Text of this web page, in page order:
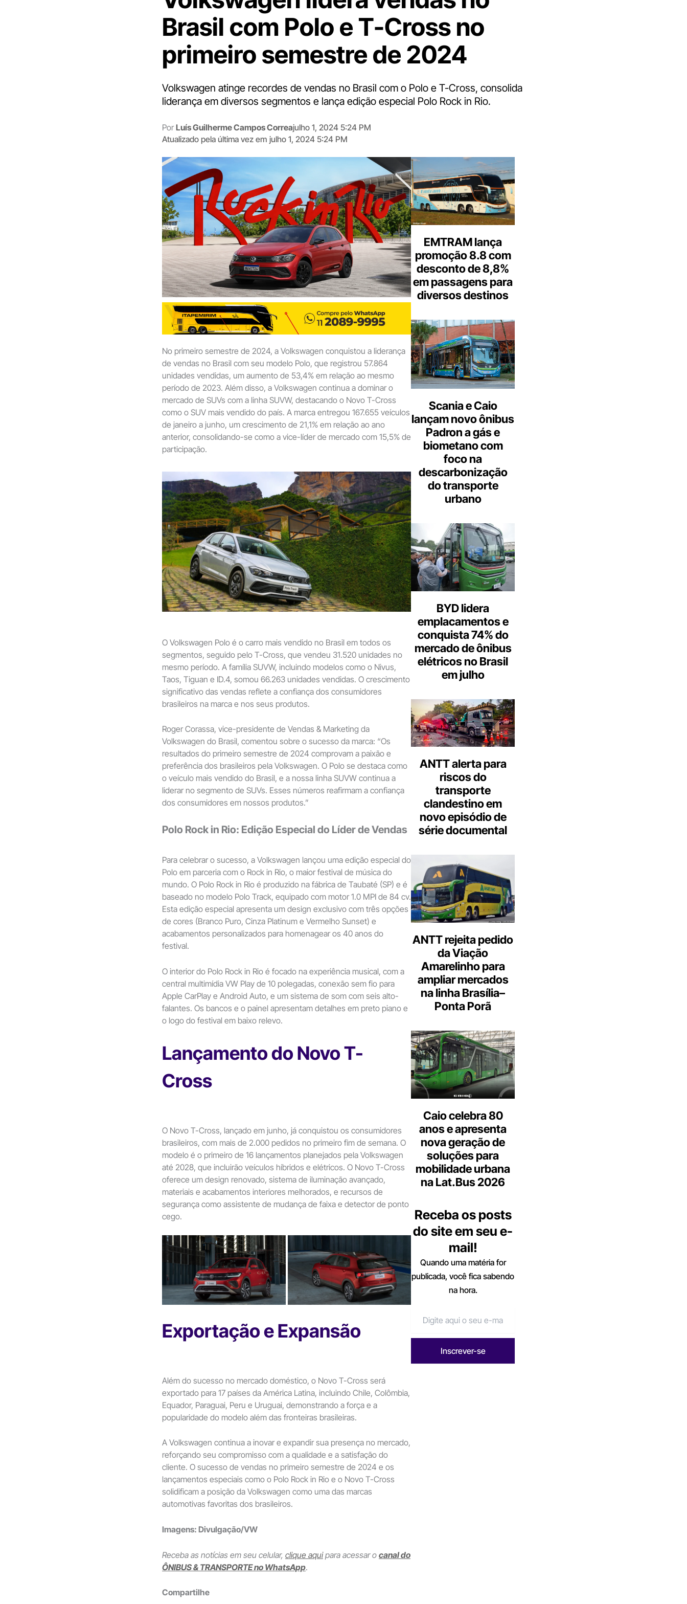
Brasil com Polo e T-Cross no
primeiro semestre de 2024
Volkswagen atinge recordes de vendas no Brasil com o Polo e T-Cross, consolida
liderança em diversos segmentos e lança edição especial Polo Rock in Rio.
Por Luís Guilherme Campos Correajulho 1, 2024 5:24 PM
Atualizado pela última vez em julho 1, 2024 5:24 PM
No primeiro semestre de 2024, a Volkswagen conquistou a liderança
de vendas no Brasil com seu modelo Polo, que registrou 57.864
unidades vendidas, um aumento de 53,4% em relação ao mesmo
período de 2023. Além disso, a Volkswagen continua a dominar o
mercado de SUVs com a linha SUVW, destacando o Novo T-Cross
como o SUV mais vendido do país. A marca entregou 167.655 veículos
de janeiro a junho, um crescimento de 21,1% em relação ao ano
anterior, consolidando-se como a vice-líder de mercado com 15,5% de
participação.
O Volkswagen Polo é o carro mais vendido no Brasil em todos os
segmentos, seguido pelo T-Cross, que vendeu 31.520 unidades no
mesmo período. A família SUVW, incluindo modelos como o Nivus,
Taos, Tiguan e ID.4, somou 66.263 unidades vendidas. O crescimento
significativo das vendas reflete a confiança dos consumidores
brasileiros na marca e nos seus produtos.
Roger Corassa, vice-presidente de Vendas & Marketing da
Volkswagen do Brasil, comentou sobre o sucesso da marca: “Os
resultados do primeiro semestre de 2024 comprovam a paixão e
preferência dos brasileiros pela Volkswagen. O Polo se destaca como
o veículo mais vendido do Brasil, e a nossa linha SUVW continua a
liderar no segmento de SUVs. Esses números reafirmam a confiança
dos consumidores em nossos produtos.”
Polo Rock in Rio: Edição Especial do Líder de Vendas
Para celebrar o sucesso, a Volkswagen lançou uma edição especial do
Polo em parceria com o Rock in Rio, o maior festival de música do
mundo. O Polo Rock in Rio é produzido na fábrica de Taubaté (SP) e é
baseado no modelo Polo Track, equipado com motor 1.0 MPI de 84 cv.
Esta edição especial apresenta um design exclusivo com três opções
de cores (Branco Puro, Cinza Platinum e Vermelho Sunset) e
acabamentos personalizados para homenagear os 40 anos do
festival.
O interior do Polo Rock in Rio é focado na experiência musical, com a
central multimídia VW Play de 10 polegadas, conexão sem fio para
Apple CarPlay e Android Auto, e um sistema de som com seis alto-
falantes. Os bancos e o painel apresentam detalhes em preto piano e
o logo do festival em baixo relevo.
Lançamento do Novo T-
Cross
O Novo T-Cross, lançado em junho, já conquistou os consumidores
brasileiros, com mais de 2.000 pedidos no primeiro fim de semana. O
modelo é o primeiro de 16 lançamentos planejados pela Volkswagen
até 2028, que incluirão veículos híbridos e elétricos. O Novo T-Cross
oferece um design renovado, sistema de iluminação avançado,
materiais e acabamentos interiores melhorados, e recursos de
segurança como assistente de mudança de faixa e detector de ponto
cego.
Exportação e Expansão
Além do sucesso no mercado doméstico, o Novo T-Cross será
exportado para 17 países da América Latina, incluindo Chile, Colômbia,
Equador, Paraguai, Peru e Uruguai, demonstrando a força e a
popularidade do modelo além das fronteiras brasileiras.
A Volkswagen continua a inovar e expandir sua presença no mercado,
reforçando seu compromisso com a qualidade e a satisfação do
cliente. O sucesso de vendas no primeiro semestre de 2024 e os
lançamentos especiais como o Polo Rock in Rio e o Novo T-Cross
solidificam a posição da Volkswagen como uma das marcas
automotivas favoritas dos brasileiros.
Imagens: Divulgação/VW
Receba as notícias em seu celular, clique aquipara acessar o canal do
ÔNIBUS & TRANSPORTE no WhatsApp.
Compartilhe
EMTRAM lança
promoção 8.8 com
desconto de 8,8%
em passagens para
diversos destinos
Scania e Caio
lançam novo ônibus
Padron a gás e
biometano com
foco na
descarbonização
do transporte
urbano
BYD lidera
emplacamentos e
conquista 74% do
mercado de ônibus
elétricos no Brasil
em julho
ANTT alerta para
riscos do
transporte
clandestino em
novo episódio de
série documental
ANTT rejeita pedido
da Viação
Amarelinho para
ampliar mercados
na linha Brasília–
Ponta Porã
Caio celebra 80
anos e apresenta
nova geração de
soluções para
mobilidade urbana
na Lat.Bus 2026
Receba os posts
do site em seu e-
mail!
Quando uma matéria for
publicada, você fica sabendo
na hora.
Digite
aqui
o
seu
e-
mail
Inscrever-se